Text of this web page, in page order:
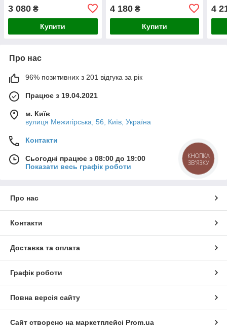
3 080 ₴
Купити
4 180₴
Купити
4
Про нас
96% позитивних з 201 відгука за рік
Працює з 19.04.2021
м. Київ
вулиця Межигірська, 56, Київ, Україна
Контакти
Сьогодні працює з 08:00 до 19:00
Показати весь графік роботи
Про нас
Контакти
Доставка та оплата
Графік роботи
Повна версія сайту
Сайт створено на маркетплейсі Prom.ua
КНОПКА
ЗВ'ЯЗКУ